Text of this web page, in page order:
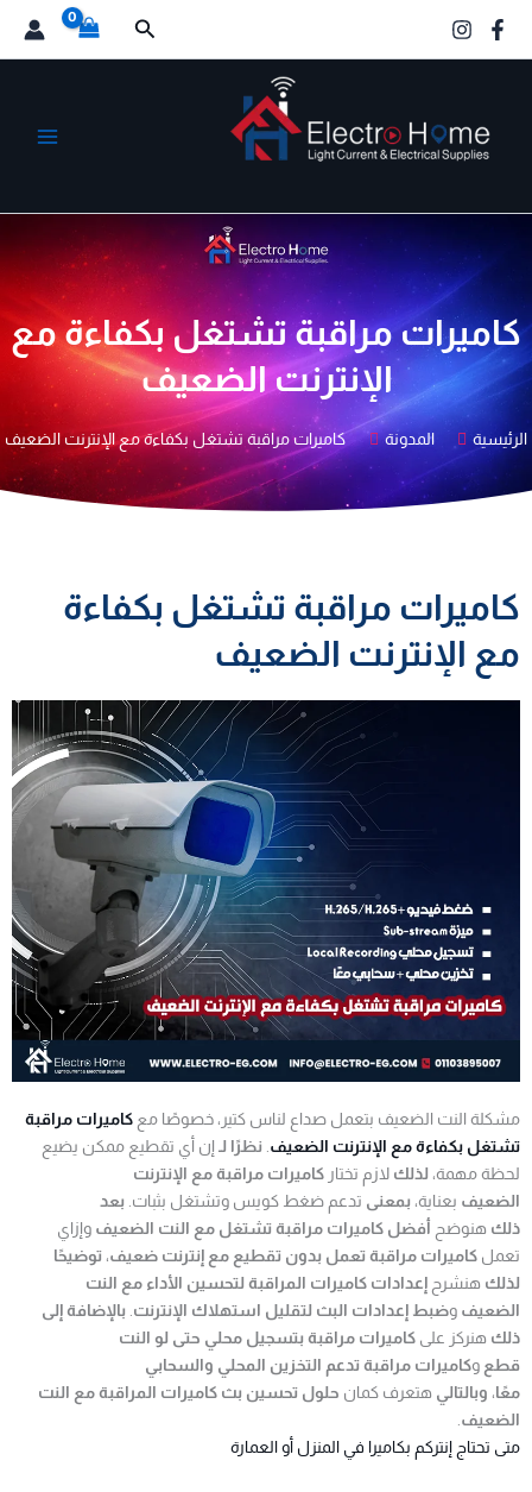
البحث
كاميرات مراقبة تشتغل بكفاءة مع
الإنترنت الضعيف
الرئيسية المدونة كاميرات مراقبة تشتغل بكفاءة مع الإنترنت الضعيف
كاميرات مراقبة تشتغل بكفاءة
مع الإنترنت الضعيف
مشكلة النت الضعيف بتعمل صداع لناس كتير، خصوصًا مع كاميرات مراقبة
تشتغل بكفاءة مع الإنترنت الضعيف نظرًا لـ إن أي تقطيع ممكن يضيع
لحظة مهمة، لذلك لازم تختار كاميرات مراقبة مع الإنترنت
الضعيف بعناية، بمعنى تدعم ضغط كويس وتشتغل بثبات. بعد
ذلك هنوضح أفضل كاميرات مراقبة تشتغل مع النت الضعيف وإزاي
تعمل كاميرات مراقبة تعمل بدون تقطيع مع إنترنت ضعيف، توضيحًا
لذلك هنشرح إعدادات كاميرات المراقبة لتحسين الأداء مع النت
الضعيف وضبط إعدادات البث لتقليل استهلاك الإنترنت بالإضافة إلى
ذلك هنركز على كاميرات مراقبة بتسجيل محلي حتى لو النت
قطع وكاميرات مراقبة تدعم التخزين المحلي والسحابي
معًا، وبالتالي هتعرف كمان حلول تحسين بث كاميرات المراقبة مع النت
الضعيف
متى تحتاج إنتركم بكاميرا في المنزل أو العمارة